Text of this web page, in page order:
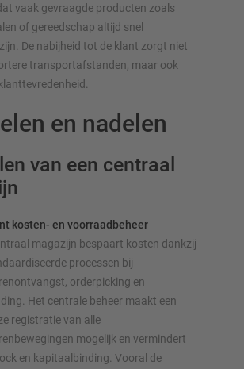
vaak gevraagde producten zoals
of gereedschap altijd snel
De nabijheid tot de klant zorgt niet
transportafstanden, maar ook
en nadelen
van een centraal
kosten- en voorraadbeheer
magazijn bespaart kosten dankzij
processen bij
orderpicking en
Het centrale beheer maakt een
registratie van alle
mogelijk en vermindert
en kapitaalbinding. Vooral de